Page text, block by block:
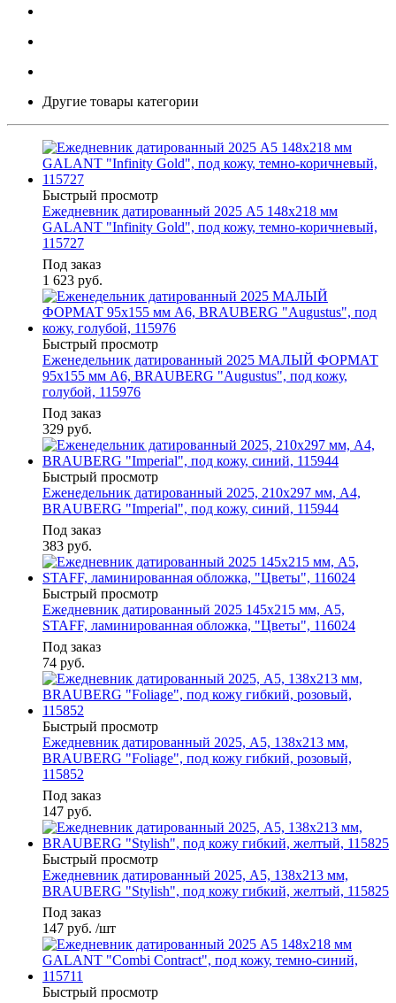
Другие товары категории
Быстрый просмотр
Ежедневник датированный 2025 А5 148х218 мм
GALANT "Infinity Gold", под кожу, темно-коричневый,
115727
Под заказ
1 623 руб.
Быстрый просмотр
Еженедельник датированный 2025 МАЛЫЙ ФОРМАТ
95х155 мм А6, BRAUBERG "Augustus", под кожу,
голубой, 115976
Под заказ
329 руб.
Быстрый просмотр
Еженедельник датированный 2025, 210х297 мм, А4,
BRAUBERG "Imperial", под кожу, синий, 115944
Под заказ
383 руб.
Быстрый просмотр
Ежедневник датированный 2025 145х215 мм, А5,
STAFF, ламинированная обложка, "Цветы", 116024
Под заказ
74 руб.
Быстрый просмотр
Ежедневник датированный 2025, А5, 138x213 мм,
BRAUBERG "Foliage", под кожу гибкий, розовый,
115852
Под заказ
147 руб.
Быстрый просмотр
Ежедневник датированный 2025, А5, 138x213 мм,
BRAUBERG "Stylish", под кожу гибкий, желтый, 115825
Под заказ
147 руб. /шт
Быстрый просмотр